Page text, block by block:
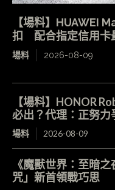
【場料】HUAWEI
扣 配合指定信用卡
場料 2026-08-09
【場料】HONOR
必出？代理：正努力
場料 2026-08-09
《魔獸世界：至暗
咒」新首領戰巧思